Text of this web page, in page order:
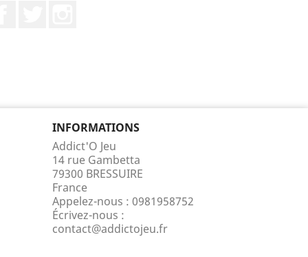
INFORMATIONS
Addict'O Jeu
14 rue Gambetta
79300 BRESSUIRE
France
Appelez-nous : 0981958752
Écrivez-nous :
contact@addictojeu.fr